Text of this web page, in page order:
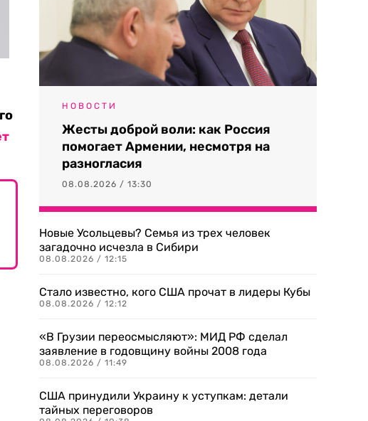
НОВОСТИ
Жесты доброй воли: как Россия
помогает Армении, несмотря на
разногласия
08.08.2026 / 13:30
Новые Усольцевы? Семья из трех человек
загадочно исчезла в Сибири
08.08.2026 / 12:15
Стало известно, кого США прочат в лидеры Кубы
08.08.2026 / 12:12
«В Грузии переосмысляют»: МИД РФ сделал
заявление в годовщину войны 2008 года
08.08.2026 / 11:49
США принудили Украину к уступкам: детали
тайных переговоров